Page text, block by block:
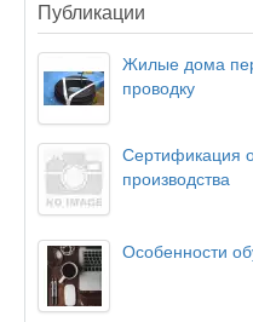
Публикации
Жилые дома
проводку
Сертификация
производства
Особенности